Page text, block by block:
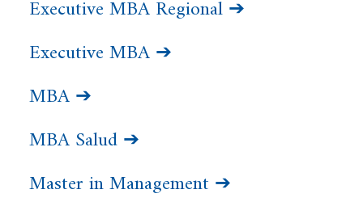
Executive MBA Regional ➔
Executive MBA ➔
MBA ➔
MBA Salud ➔
Master in Management ➔